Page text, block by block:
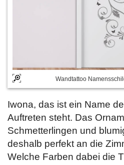
Wandtattoo
Iwona, das ist ein Name
Auftreten steht. Das
Schmetterlingen und
deshalb perfekt an die
Welche Farben dabei die